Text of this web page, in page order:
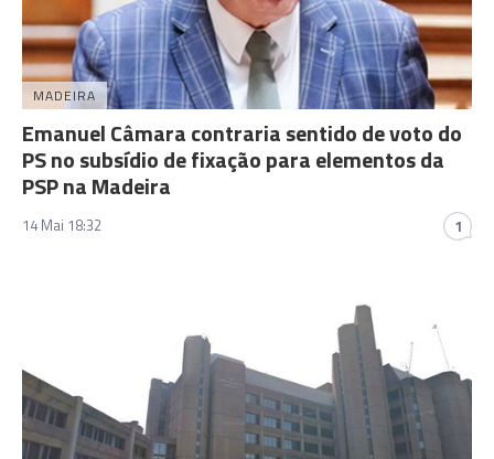
MADEIRA
Emanuel Câmara contraria sentido de voto do
PS no subsídio de fixação para elementos da
PSP na Madeira
14 Mai 18:32 1